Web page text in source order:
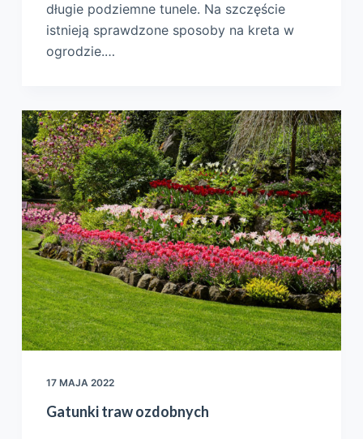
długie podziemne tunele. Na szczęście
istnieją sprawdzone sposoby na kreta w
ogrodzie.…
17 MAJA 2022
Gatunki traw ozdobnych